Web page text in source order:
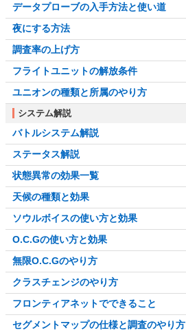
データプローブの入手方法と使い道
夜にする方法
調査率の上げ方
フライトユニットの解放条件
ユニオンの種類と所属のやり方
システム解説
バトルシステム解説
ステータス解説
状態異常の効果一覧
天候の種類と効果
ソウルボイスの使い方と効果
O.C.Gの使い方と効果
無限O.C.Gのやり方
クラスチェンジのやり方
フロンティアネットでできること
セグメントマップの仕様と調査のやり方